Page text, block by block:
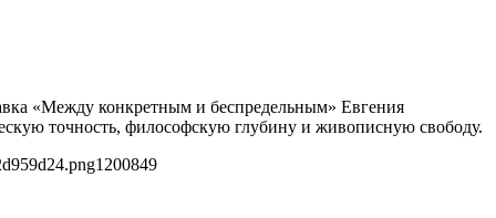
«Между конкретным и беспредельным» Евгения
точность, философскую глубину и живописную свободу.
1200849